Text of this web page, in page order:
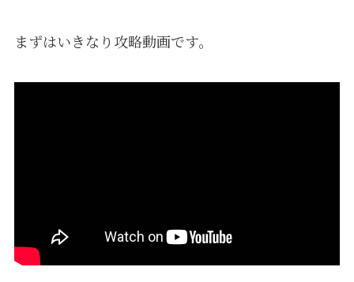
まずはいきなり攻略動画です。